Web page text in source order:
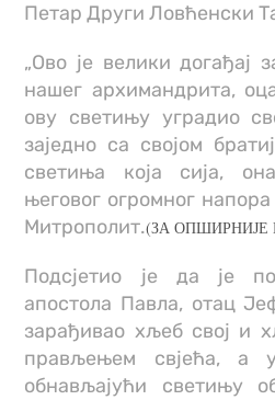
Петар Други Ловћенски
„Ово је велики догађај
нашег архимандрита,
ову светињу уградио
заједно са својом
светиња која сија,
његовог огромног напора
Митрополит.(ЗА
Подсјетио је да је
апостола Павла, отац
зарађивао хљеб свој и
прављењем свјећа, а
обнављајући светињу